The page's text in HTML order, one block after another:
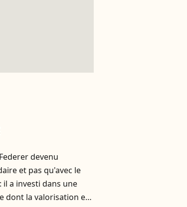
devenu
et pas qu'avec le
il a investi dans une
dont la valorisation est